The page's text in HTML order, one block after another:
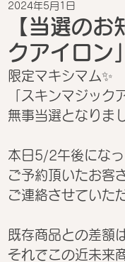
【当選の
クアイロン
2024年5月1日
限定マキシマム✨
「スキンマジック
無事当選となりま
本日5/2午後にな
ご予約頂いたお客
ご連絡させていた
既存商品との差額
それでこの近未来